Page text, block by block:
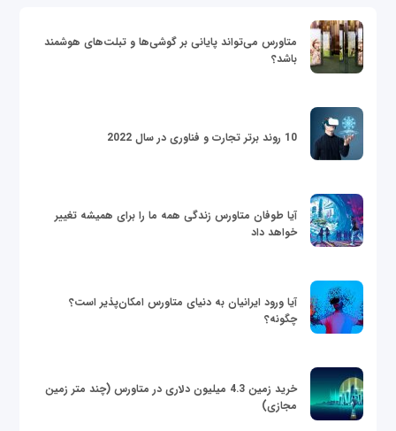
متاورس می‌تواند پایانی بر گوشی‌ها و تبلت‌های هوشمند
باشد؟
10 روند برتر تجارت و فناوری در سال 2022
آیا طوفان متاورس زندگی همه ما را برای همیشه تغییر
خواهد داد
آیا ورود ایرانیان به دنیای متاورس امکان‌پذیر است؟
چگونه؟
خرید زمین 4.3 میلیون دلاری در متاورس (چند متر زمین
مجازی)